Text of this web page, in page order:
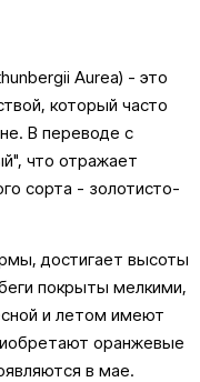
Aurea) - это
который часто
В переводе с
что отражает
сорта - золотисто-
достигает высоты
покрыты мелкими,
и летом имеют
оранжевые
в мае.